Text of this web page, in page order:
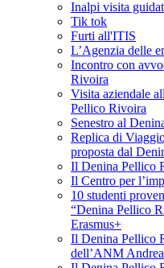
Inalpi visita
Tik tok
Furti all'ITIS
L’Agenzia delle
Incontro con
Rivoira
Visita aziendale
Pellico Rivoira
Senestro al
Replica di
proposta dal
Il Denina Pellico
Il Centro per
10 studenti
“Denina Pellico
Erasmus+
Il Denina Pellico
dell’ANM